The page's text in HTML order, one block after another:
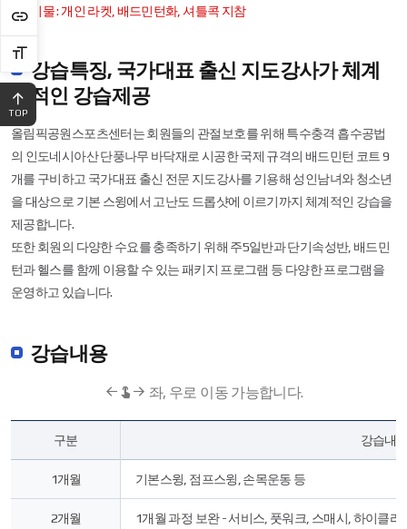
강
습
비,
대
상
정
보
를
제
공
준비물 : 개인 라켓, 배드민턴화, 셔틀콕 지참
강습특징, 국가대표 출신 지도강사가 체계
적인 강습제공
올림픽공원스포츠센터는 회원들의 관절보호를 위해 특수충격 흡수공법
의 인도네시아산 단풍나무 바닥재로 시공한 국제 규격의 배드민턴 코트 9
개를 구비하고 국가대표 출신 전문 지도강사를 기용해 성인남녀와 청소년
을 대상으로 기본 스윙에서 고난도 드롭샷에 이르기까지 체계적인 강습을
제공합니다.
또한 회원의 다양한 수요를 충족하기 위해 주5일반과 단기속성반, 배드민
턴과 헬스를 함께 이용할 수 있는 패키지 프로그램 등 다양한 프로그램을
운영하고 있습니다.
강습내용
좌, 우로 이동 가능합니다.
내
구분 강습내용
1개월 기본스윙, 점프스윙, 손목운동 등
2개월 1개월 과정 보완 - 서비스, 풋워크, 스매시, 하이클리
TOP